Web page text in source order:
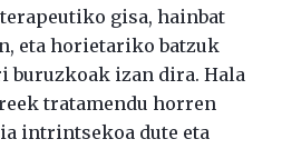
gisa, hainbat
eta horietariko batzuk
buruzkoak izan dira. Hala
tratamendu horren
intrintsekoa dute eta